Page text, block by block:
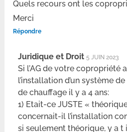
Quels recours ont les
Merci
Répondre
Juridique et Droit 5 JUIN 2023
Si l’AG de votre copropriété
l’installation d’un système
de chauffage il y a 4 ans:
1) Etait-ce JUSTE «
concernait-il l’installation
si seulement théorique, y a